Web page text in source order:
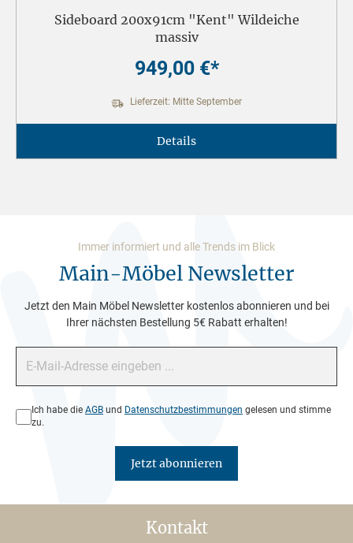
Sideboard 200x91cm "Kent" Wildeiche
massiv
949,00 €*
Lieferzeit: Mitte September
Details
Immer informiert und alle Trends im Blick
Main-Möbel Newsletter
Jetzt den Main Möbel Newsletter kostenlos abonnieren und bei
Ihrer nächsten Bestellung 5€ Rabatt erhalten!
Datenschutz*
Ich habe die AGB und Datenschutzbestimmungen gelesen und stimme
zu.
Jetzt abonnieren
Kontakt